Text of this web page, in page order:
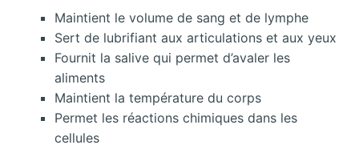
Maintient le volume de sang et de lymphe
Sert de lubrifiant aux articulations et aux yeux
Fournit la salive qui permet d’avaler les
aliments
Maintient la température du corps
Permet les réactions chimiques dans les
cellules